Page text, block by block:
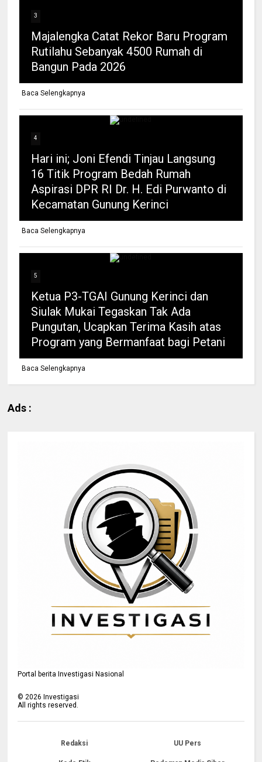
3
Majalengka Catat Rekor Baru Program
Rutilahu Sebanyak 4500 Rumah di
Bangun Pada 2026
Baca Selengkapnya
4
Hari ini; Joni Efendi Tinjau Langsung
16 Titik Program Bedah Rumah
Aspirasi DPR RI Dr. H. Edi Purwanto di
Kecamatan Gunung Kerinci
Baca Selengkapnya
5
Ketua P3-TGAI Gunung Kerinci dan
Siulak Mukai Tegaskan Tak Ada
Pungutan, Ucapkan Terima Kasih atas
Program yang Bermanfaat bagi Petani
Baca Selengkapnya
Ads :
Portal berita Investigasi Nasional
©2026 Investigasi
All rights reserved.
Redaksi UU Pers